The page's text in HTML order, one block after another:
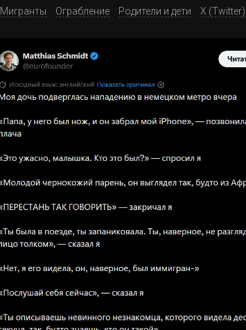
Мигранты Ограбление Родители и дети X (Twitter)